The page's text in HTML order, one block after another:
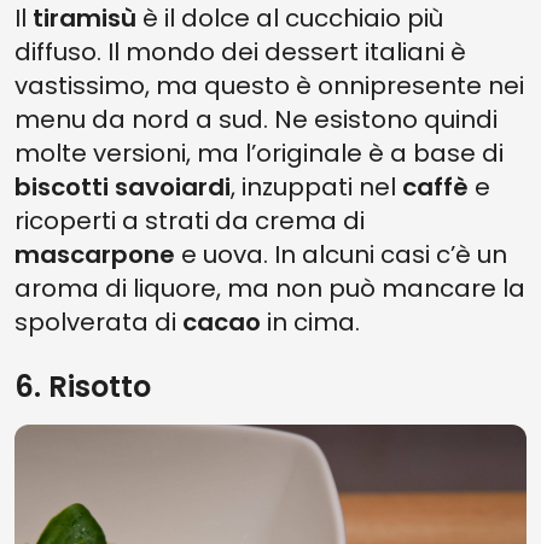
Il tiramisù è il dolce al cucchiaio più
diffuso. Il mondo dei dessert italiani è
vastissimo, ma questo è onnipresente nei
menu da nord a sud. Ne esistono quindi
molte versioni, ma l’originale è a base di
biscotti savoiardi, inzuppati nel caffè e
ricoperti a strati da crema di
mascarpone e uova. In alcuni casi c’è un
aroma di liquore, ma non può mancare la
spolverata di cacao in cima.
6. Risotto